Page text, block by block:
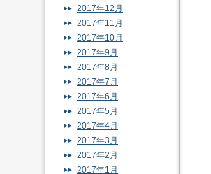
2017年12月
2017年11月
2017年10月
2017年9月
2017年8月
2017年7月
2017年6月
2017年5月
2017年4月
2017年3月
2017年2月
2017年1月